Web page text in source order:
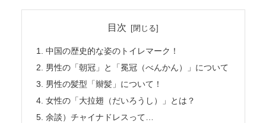
目次
中国の歴史的な姿のトイレマーク！
男性の「朝冠」と「冕冠（べんかん）」について
男性の髪型「辮髪」について！
女性の「大拉翅（だいろうし）」とは？
余談）チャイナドレスって…